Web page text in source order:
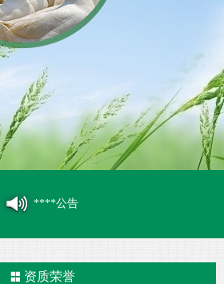
****公告
资质荣誉